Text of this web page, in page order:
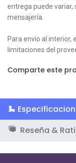
entrega puede variar,
mensajería.
Para envío al interior,
limitaciones del
Comparte este
Reseña &